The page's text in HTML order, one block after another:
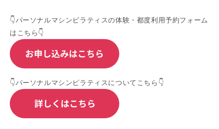
👇パーソナルマシンピラティスの体験・都度利用予約フォーム
はこちら👇
👇パーソナルマシンピラティスについてこちら👇